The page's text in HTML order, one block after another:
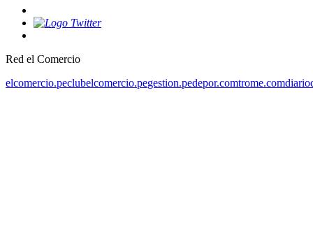
Red el Comercio
elcomercio.peclubelcomercio.pegestion.pedepor.comtrome.com